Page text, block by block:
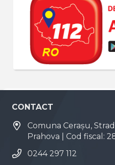
CONTACT
Comuna Cerașu,
Prahova | Cod fiscal:
0244 297 112